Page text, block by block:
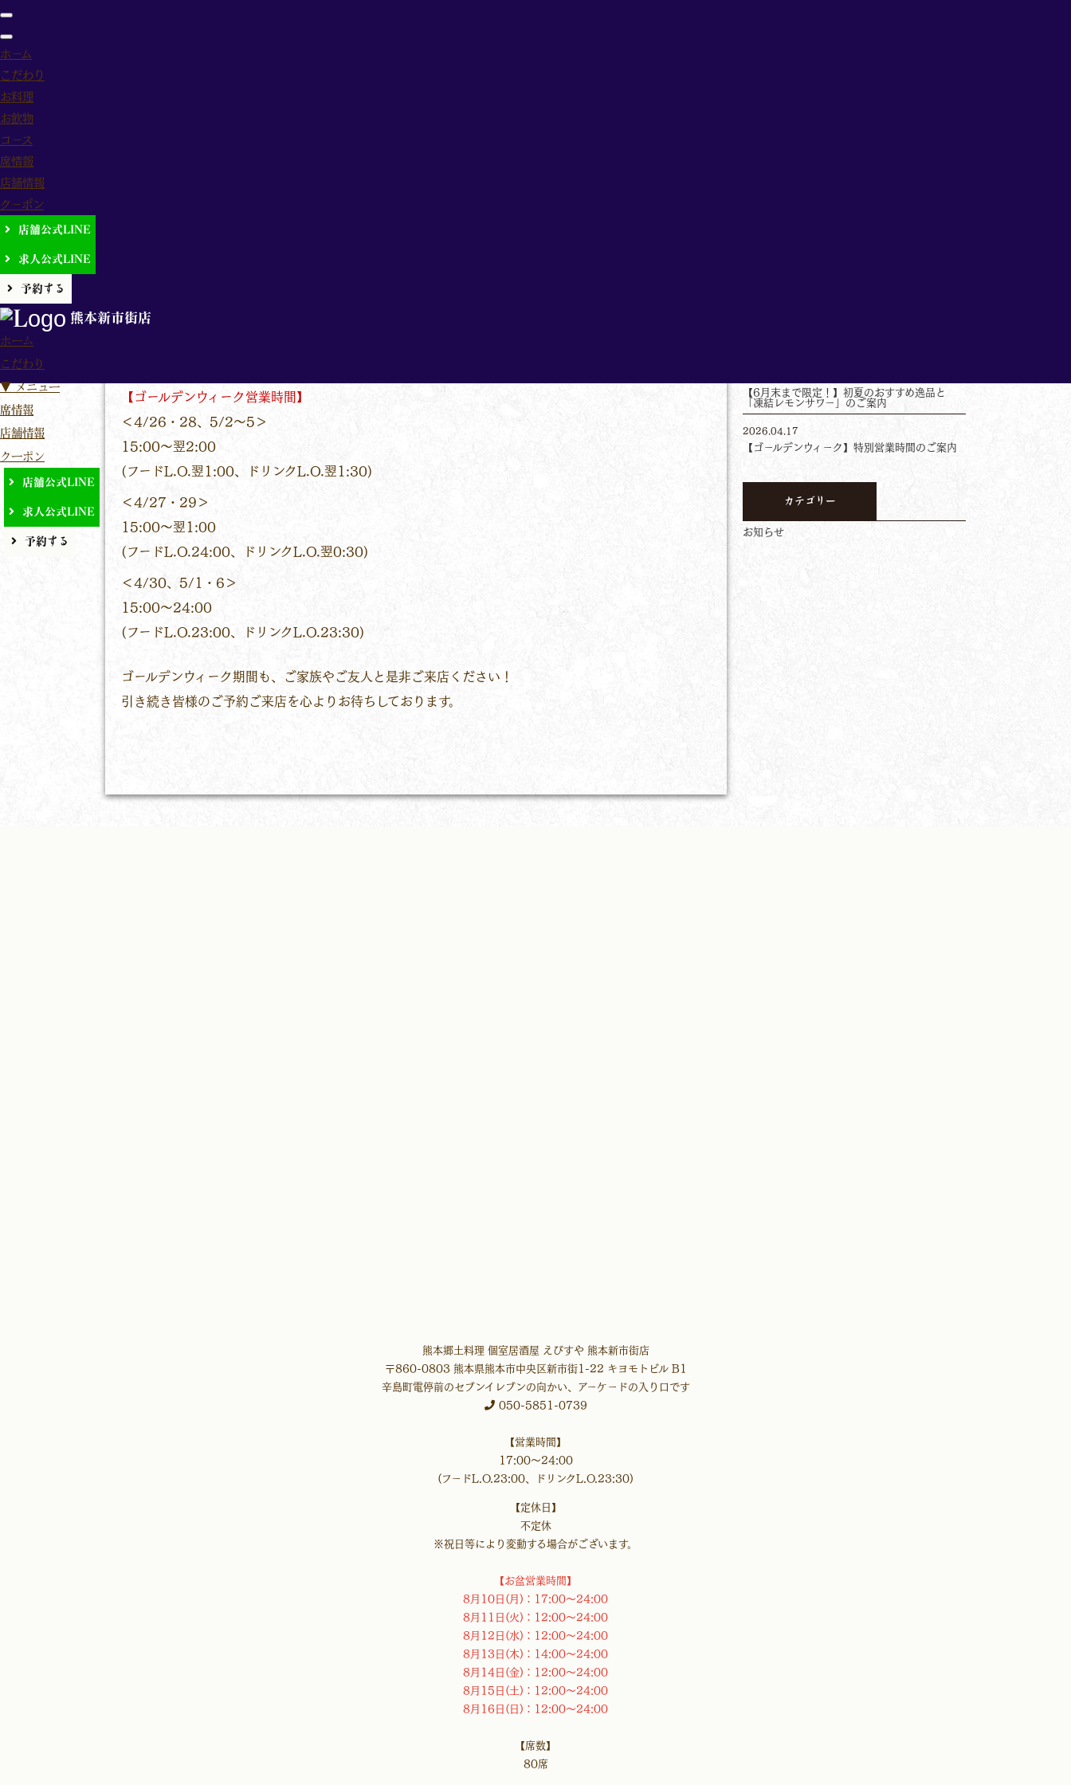
ホーム
こだわり
お料理
お飲物
コース
席情報
店舗情報
クーポン
店舗公式LINE
求人公式LINE
予約する
熊本新市街店
ホーム
こだわり
▼ メニュー
席情報
店舗情報
クーポン
店舗公式LINE
求人公式LINE
予約する
ホーム
ます。
【ゴールデンウィーク営業時間】
＜4/26・28、5/2～5＞
15:00～翌2:00
(フードL.O.翌1:00、ドリンクL.O.翌1:30)
＜4/27・29＞
15:00～翌1:00
(フードL.O.24:00、ドリンクL.O.翌0:30)
＜4/30、5/1・6＞
15:00～24:00
(フードL.O.23:00、ドリンクL.O.23:30)
ゴールデンウィーク期間も、ご家族やご友人と是非ご来店ください！
引き続き皆様のご予約ご来店を心よりお待ちしております。
【6月末まで限定！】初夏のおすすめ逸品と
「凍結レモンサワー」のご案内
2026.04.17
【ゴールデンウィーク】特別営業時間のご案内
カテゴリー
お知らせ
熊本郷土料理 個室居酒屋 えびすや 熊本新市街店
〒860-0803 熊本県熊本市中央区新市街1-22 キヨモトビル B1
辛島町電停前のセブンイレブンの向かい、
アーケードの入り口です
050-5851-0739
【営業時間】
17:00～24:00
(フードL.O.23:00、ドリンクL.O.23:30)
【定休日】
不定休
※祝日等により変動する場合がございます。
【お盆営業時間】
8月10日(月)：17:00～24:00
8月11日(火)：12:00～24:00
8月12日(水)：12:00～24:00
8月13日(木)：14:00～24:00
8月14日(金)：12:00～24:00
8月15日(土)：12:00～24:00
8月16日(日)：12:00～24:00
【席数】
80席